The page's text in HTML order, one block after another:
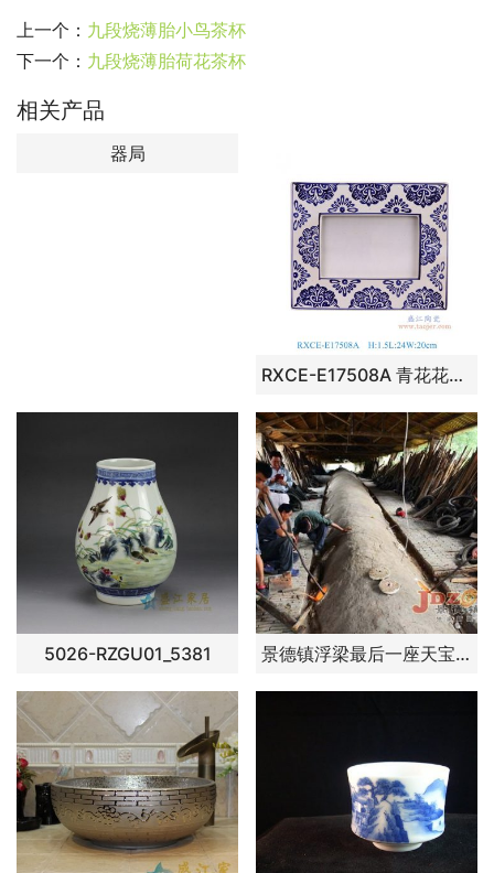
上一个： 九段烧薄胎小鸟茶杯
下一个： 九段烧薄胎荷花茶杯
相关产品
器局
RXCE-E17508A 青花花卉纹长方形相框 高1.5直径24重量0.75KG
5026-RZGU01_5381 景德镇浮梁最后一座天宝龙窑再次点火燃烧